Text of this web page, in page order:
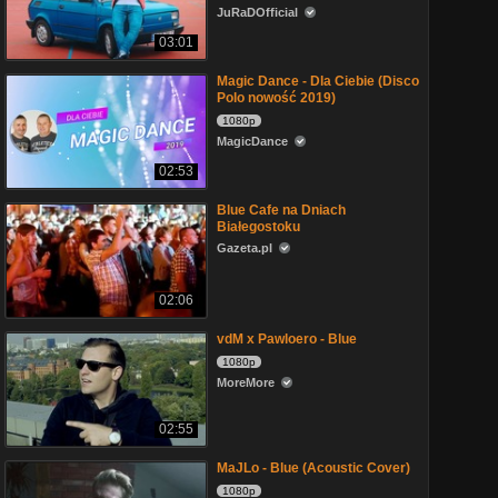
03:01
JuRaDOfficial
02:53
Magic Dance - Dla Ciebie (Disco
Polo nowość 2019)
1080p
MagicDance
02:06
Blue Cafe na Dniach
Białegostoku
Gazeta.pl
02:55
vdM x Pawloero - Blue
1080p
MoreMore
MaJLo - Blue (Acoustic Cover)
1080p